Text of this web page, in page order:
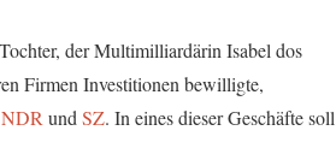
der Multimilliardärin Isabel dos
Firmen Investitionen bewilligte,
NDRundSZ. In eines dieser Geschäfte soll